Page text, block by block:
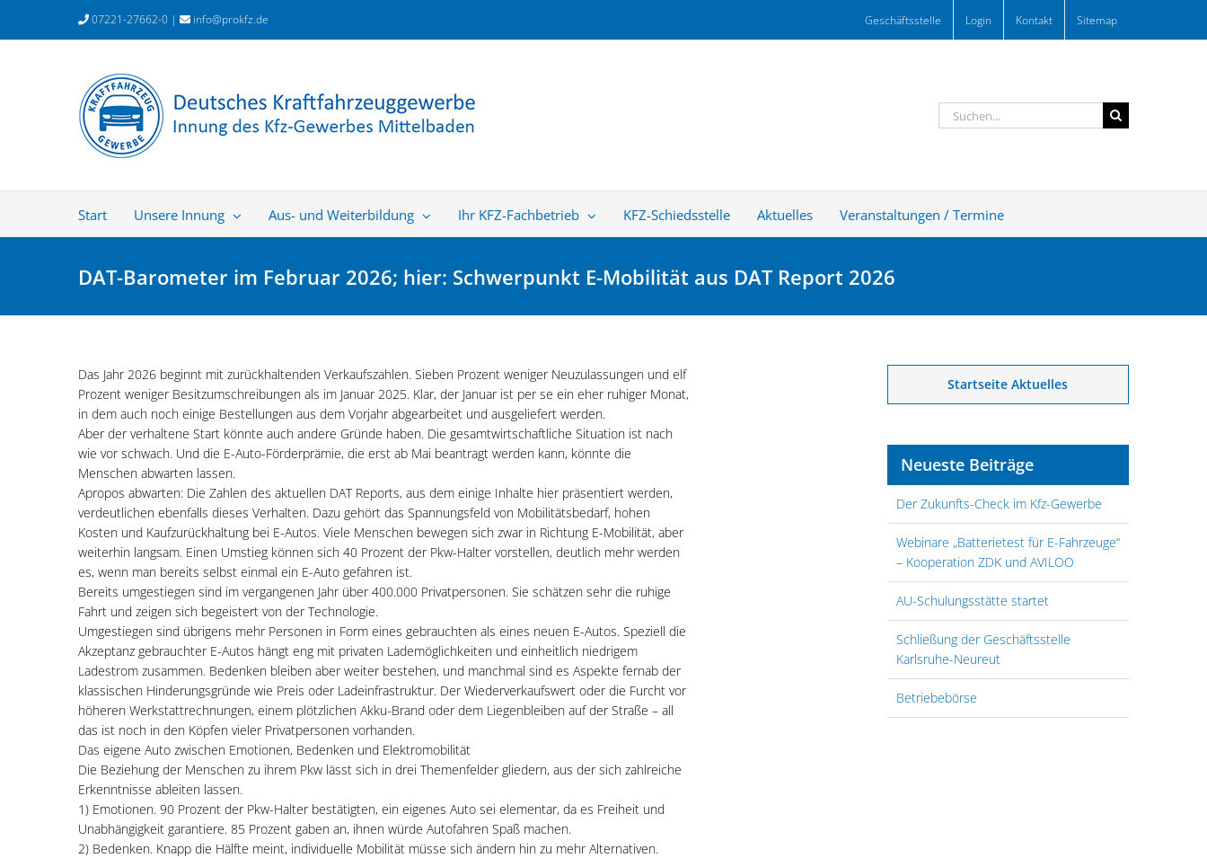
07221-27662-0 | info@prokfz.de Geschäftsstelle Login Kontakt Sitemap
Suche
nach:
Start Unsere Innung Aus- und Weiterbildung Ihr KFZ-Fachbetrieb KFZ-Schiedsstelle Aktuelles Veranstaltungen / Termine
DAT-Barometer im Februar 2026; hier: Schwerpunkt E-Mobilität aus DAT Report 2026
Das Jahr 2026 beginnt mit zurückhaltenden Verkaufszahlen. Sieben Prozent weniger Neuzulassungen und elf
Prozent weniger Besitzumschreibungen als im Januar 2025. Klar, der Januar ist per se ein eher ruhiger Monat,
in dem auch noch einige Bestellungen aus dem Vorjahr abgearbeitet und ausgeliefert werden.
Aber der verhaltene Start könnte auch andere Gründe haben. Die gesamtwirtschaftliche Situation ist nach
wie vor schwach. Und die E-Auto-Förderprämie, die erst ab Mai beantragt werden kann, könnte die
Menschen abwarten lassen.
Apropos abwarten: Die Zahlen des aktuellen DAT Reports, aus dem einige Inhalte hier präsentiert werden,
verdeutlichen ebenfalls dieses Verhalten. Dazu gehört das Spannungsfeld von Mobilitätsbedarf, hohen
Kosten und Kaufzurückhaltung bei E-Autos. Viele Menschen bewegen sich zwar in Richtung E-Mobilität, aber
weiterhin langsam. Einen Umstieg können sich 40 Prozent der Pkw-Halter vorstellen, deutlich mehr werden
es, wenn man bereits selbst einmal ein E-Auto gefahren ist.
Bereits umgestiegen sind im vergangenen Jahr über 400.000 Privatpersonen. Sie schätzen sehr die ruhige
Fahrt und zeigen sich begeistert von der Technologie.
Umgestiegen sind übrigens mehr Personen in Form eines gebrauchten als eines neuen E-Autos. Speziell die
Akzeptanz gebrauchter E-Autos hängt eng mit privaten Lademöglichkeiten und einheitlich niedrigem
Ladestrom zusammen. Bedenken bleiben aber weiter bestehen, und manchmal sind es Aspekte fernab der
klassischen Hinderungsgründe wie Preis oder Ladeinfrastruktur. Der Wiederverkaufswert oder die Furcht vor
höheren Werkstattrechnungen, einem plötzlichen Akku-Brand oder dem Liegenbleiben auf der Straße – all
das ist noch in den Köpfen vieler Privatpersonen vorhanden.
Das eigene Auto zwischen Emotionen, Bedenken und Elektromobilität
Die Beziehung der Menschen zu ihrem Pkw lässt sich in drei Themenfelder gliedern, aus der sich zahlreiche
Erkenntnisse ableiten lassen.
1) Emotionen. 90 Prozent der Pkw-Halter bestätigten, ein eigenes Auto sei elementar, da es Freiheit und
Unabhängigkeit garantiere. 85 Prozent gaben an, ihnen würde Autofahren Spaß machen.
2) Bedenken. Knapp die Hälfte meint, individuelle Mobilität müsse sich ändern hin zu mehr Alternativen.
Startseite Aktuelles
Neueste Beiträge
Der Zukunfts-Check im Kfz-Gewerbe
Webinare „Batterietest für E-Fahrzeuge“
– Kooperation ZDK und AVILOO
AU-Schulungsstätte startet
Schließung der Geschäftsstelle
Karlsruhe-Neureut
Betriebebörse